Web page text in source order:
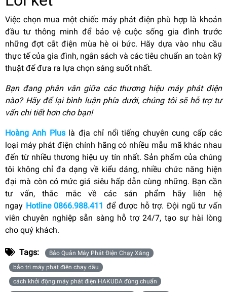
Việc chọn mua một chiếc máy phát điện phù hợp là khoản
đầu tư thông minh để bảo vệ cuộc sống gia đình trước
những đợt cắt điện mùa hè oi bức. Hãy dựa vào nhu cầu
thực tế của gia đình, ngân sách và các tiêu chuẩn an toàn kỹ
thuật để đưa ra lựa chọn sáng suốt nhất.
Bạn đang phân vân giữa các thương hiệu máy phát điện
nào? Hãy để lại bình luận phía dưới, chúng tôi sẽ hỗ trợ tư
vấn chi tiết hơn cho bạn!
Hoàng Anh Plus là địa chỉ nổi tiếng chuyên cung cấp các
loại máy phát điện chính hãng có nhiều mẫu mã khác nhau
đến từ nhiều thương hiệu uy tín nhất. Sản phẩm của chúng
tôi không chỉ đa dạng về kiểu dáng, nhiều chức năng hiện
đại mà còn có mức giá siêu hấp dẫn cùng những. Bạn cần
tư vấn, thắc mắc về các sản phẩm hãy liên hệ
ngay Hotline 0866.988.411 để được hỗ trợ. Đội ngũ tư vấn
viên chuyên nghiệp sẵn sàng hỗ trợ 24/7, tạo sự hài lòng
cho quý khách.
Tags:
Bảo Quản Máy Phát Điện Chạy Xăng
bảo trì máy phát điện chạy dầu
cách khởi động máy phát điện HAKUDA đúng chuẩn